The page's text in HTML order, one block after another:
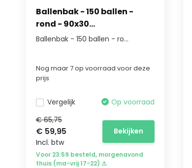
Ballenbak - 150 ballen -
rond - 90x30...
Ballenbak - 150 ballen - ro...
Nog maar 7 op voorraad voor deze
prijs
Vergelijk
Op voorraad
€ 65,75
€ 59,95
Incl. btw
Bekijken
Voor 23:59 besteld, morgenavond
thuis (ma-vrij 17-22) ⚠